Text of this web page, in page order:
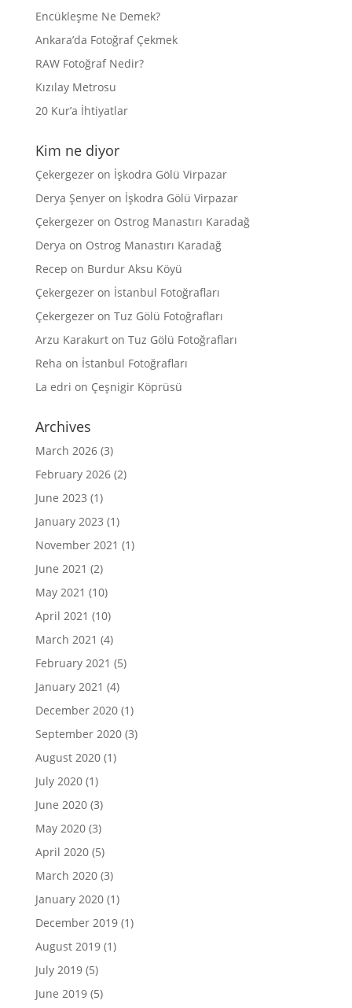
Encükleşme Ne Demek?
Ankara’da Fotoğraf Çekmek
RAW Fotoğraf Nedir?
Kızılay Metrosu
20 Kur’a İhtiyatlar
Kim ne diyor
Çekergezeron İşkodra Gölü Virpazar
Derya Şenyeron İşkodra Gölü Virpazar
Çekergezeron Ostrog Manastırı Karadağ
Derya on Ostrog Manastırı Karadağ
Recep on Burdur Aksu Köyü
Çekergezeron İstanbul Fotoğrafları
Çekergezeron Tuz Gölü Fotoğrafları
Arzu Karakurton Tuz Gölü Fotoğrafları
Reha on İstanbul Fotoğrafları
La edri on Çeşnigir Köprüsü
Archives
March 2026(3)
February 2026(2)
June 2023 (1)
January 2023 (1)
November 2021 (1)
June 2021 (2)
May 2021 (10)
April 2021 (10)
March 2021 (4)
February 2021 (5)
January 2021 (4)
December 2020(1)
September 2020(3)
August 2020(1)
July 2020(1)
June 2020(3)
May 2020(3)
April 2020(5)
March 2020(3)
January 2020(1)
December 2019(1)
August 2019(1)
July 2019(5)
June 2019(5)